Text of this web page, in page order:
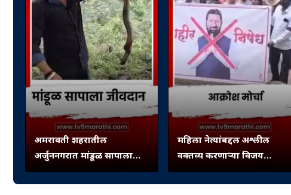
अमरावती शहरातील
अर्जुननगरात मांडूळ सापाला
जीवदान
महिला नेत्यांबद्दल अश्लील
वक्तव्य करणाऱ्या विजय
चौधरींविरोधात आक्रोश मोर्चा